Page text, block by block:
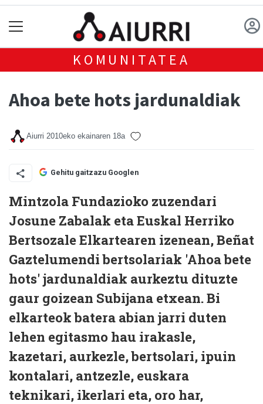
KOMUNITATEA
Ahoa bete hots jardunaldiak
Aiurri 2010eko ekainaren 18a
Gehitu gaitzazu Googlen
Mintzola Fundazioko zuzendari
Josune Zabalak eta Euskal Herriko
Bertsozale Elkartearen izenean, Beñat
Gaztelumendi bertsolariak 'Ahoa bete
hots' jardunaldiak aurkeztu dituzte
gaur goizean Subijana etxean. Bi
elkarteok batera abian jarri duten
lehen egitasmo hau irakasle,
kazetari, aurkezle, bertsolari, ipuin
kontalari, antzezle, euskara
teknikari, ikerlari eta, oro har,